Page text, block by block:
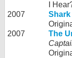
I
2007
Shark
2007
The